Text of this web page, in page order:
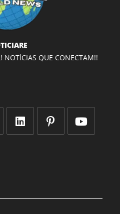
NOTÍCIAS QUE CONECTAM!!